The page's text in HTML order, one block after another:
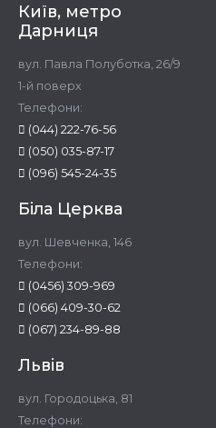
Київ, метро
Дарниця
вул. Павла Полуботка, 26/9
1-й поверх
Телефони:
(044) 222-76-56
(050) 035-87-17
(096) 545-24-35
Біла Церква
вул. Шевченка, 146
Телефони:
(0456) 309-969
(066) 409-30-62
(067) 234-89-88
Львів
вул. Городоцька, 81
Телефони: